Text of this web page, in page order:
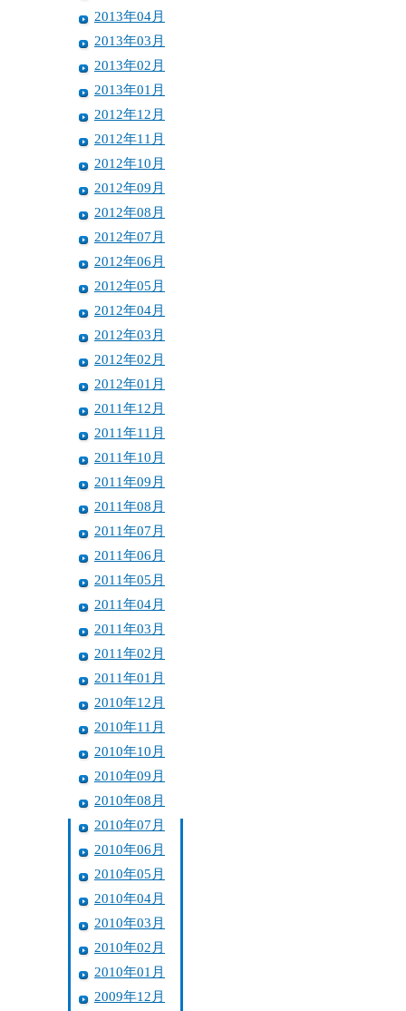
2013年04月
2013年03月
2013年02月
2013年01月
2012年12月
2012年11月
2012年10月
2012年09月
2012年08月
2012年07月
2012年06月
2012年05月
2012年04月
2012年03月
2012年02月
2012年01月
2011年12月
2011年11月
2011年10月
2011年09月
2011年08月
2011年07月
2011年06月
2011年05月
2011年04月
2011年03月
2011年02月
2011年01月
2010年12月
2010年11月
2010年10月
2010年09月
2010年08月
2010年07月
2010年06月
2010年05月
2010年04月
2010年03月
2010年02月
2010年01月
2009年12月